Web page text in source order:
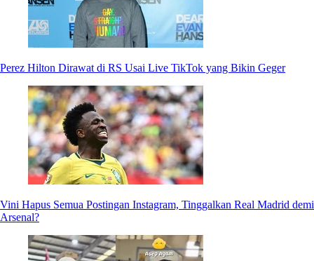
Perez Hilton Dirawat di RS Usai Live TikTok yang Bikin Geger
Vini Hapus Semua Postingan Instagram, Tinggalkan Real Madrid demi
Arsenal?